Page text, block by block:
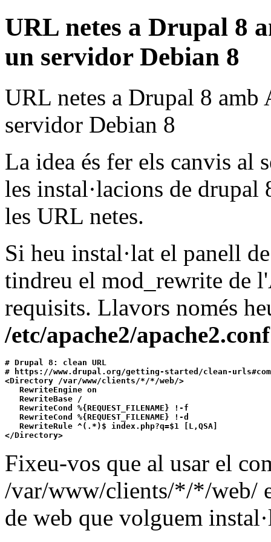
URL netes a Drupal 8
un servidor Debian 8
URL netes a Drupal 8
servidor Debian 8
La idea és fer els canvis al
les instal·lacions de
les URL netes.
Si heu instal·lat el panell
tindreu el mod_rewrite de
requisits. Llavors només
/etc/apache2/apache2.conf
# Drupal 8: clean URL
# https://www.drupal.org/getting-started/clean-
<Directory /var/www/clients/*/*/web/>
   RewriteEngine on
   RewriteBase /
   RewriteCond %{REQUEST_FILENAME} !-f
   RewriteCond %{REQUEST_FILENAME} !-d
   RewriteRule ^(.*)$ index.php?q=$1 [L,QSA]
Fixeu-vos que al usar el
/var/www/clients/*/*/web/
de web que volguem